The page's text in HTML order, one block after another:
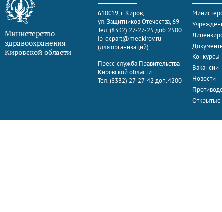
Министерство
здравоохранения
Кировской области
610019, г. Киров,
ул. Защитников Отечества, 69
Тел. (8332) 27-27-25 доб. 2500
ip-depart@medkirov.ru
(для организаций)
Пресс-служба Правительства
Кировской области
Тел. (8332) 27-27-42 доп. 4200
Конкурсы
Вакансии
Новости